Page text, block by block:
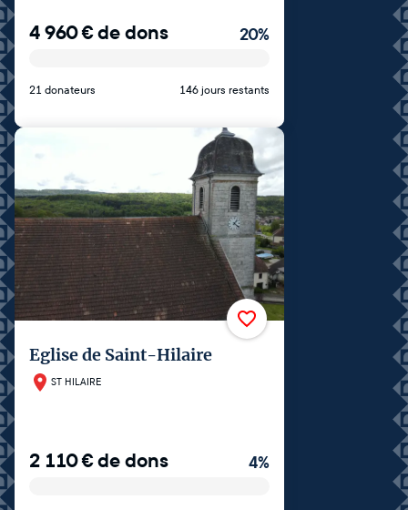
4 960€de dons 20%
21 donateurs 146 jours restants
Eglise de Saint-Hilaire
ST HILAIRE
2 110€de dons 4%